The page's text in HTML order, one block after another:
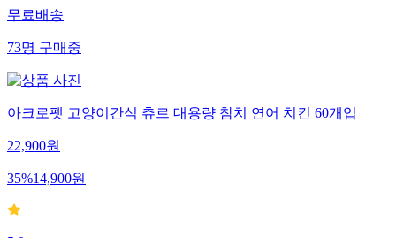
무료배송
73명구매중
아크로펫 고양이간식 츄르 대용량 참치 연어 치킨 60개입
22,900원
35%14,900원